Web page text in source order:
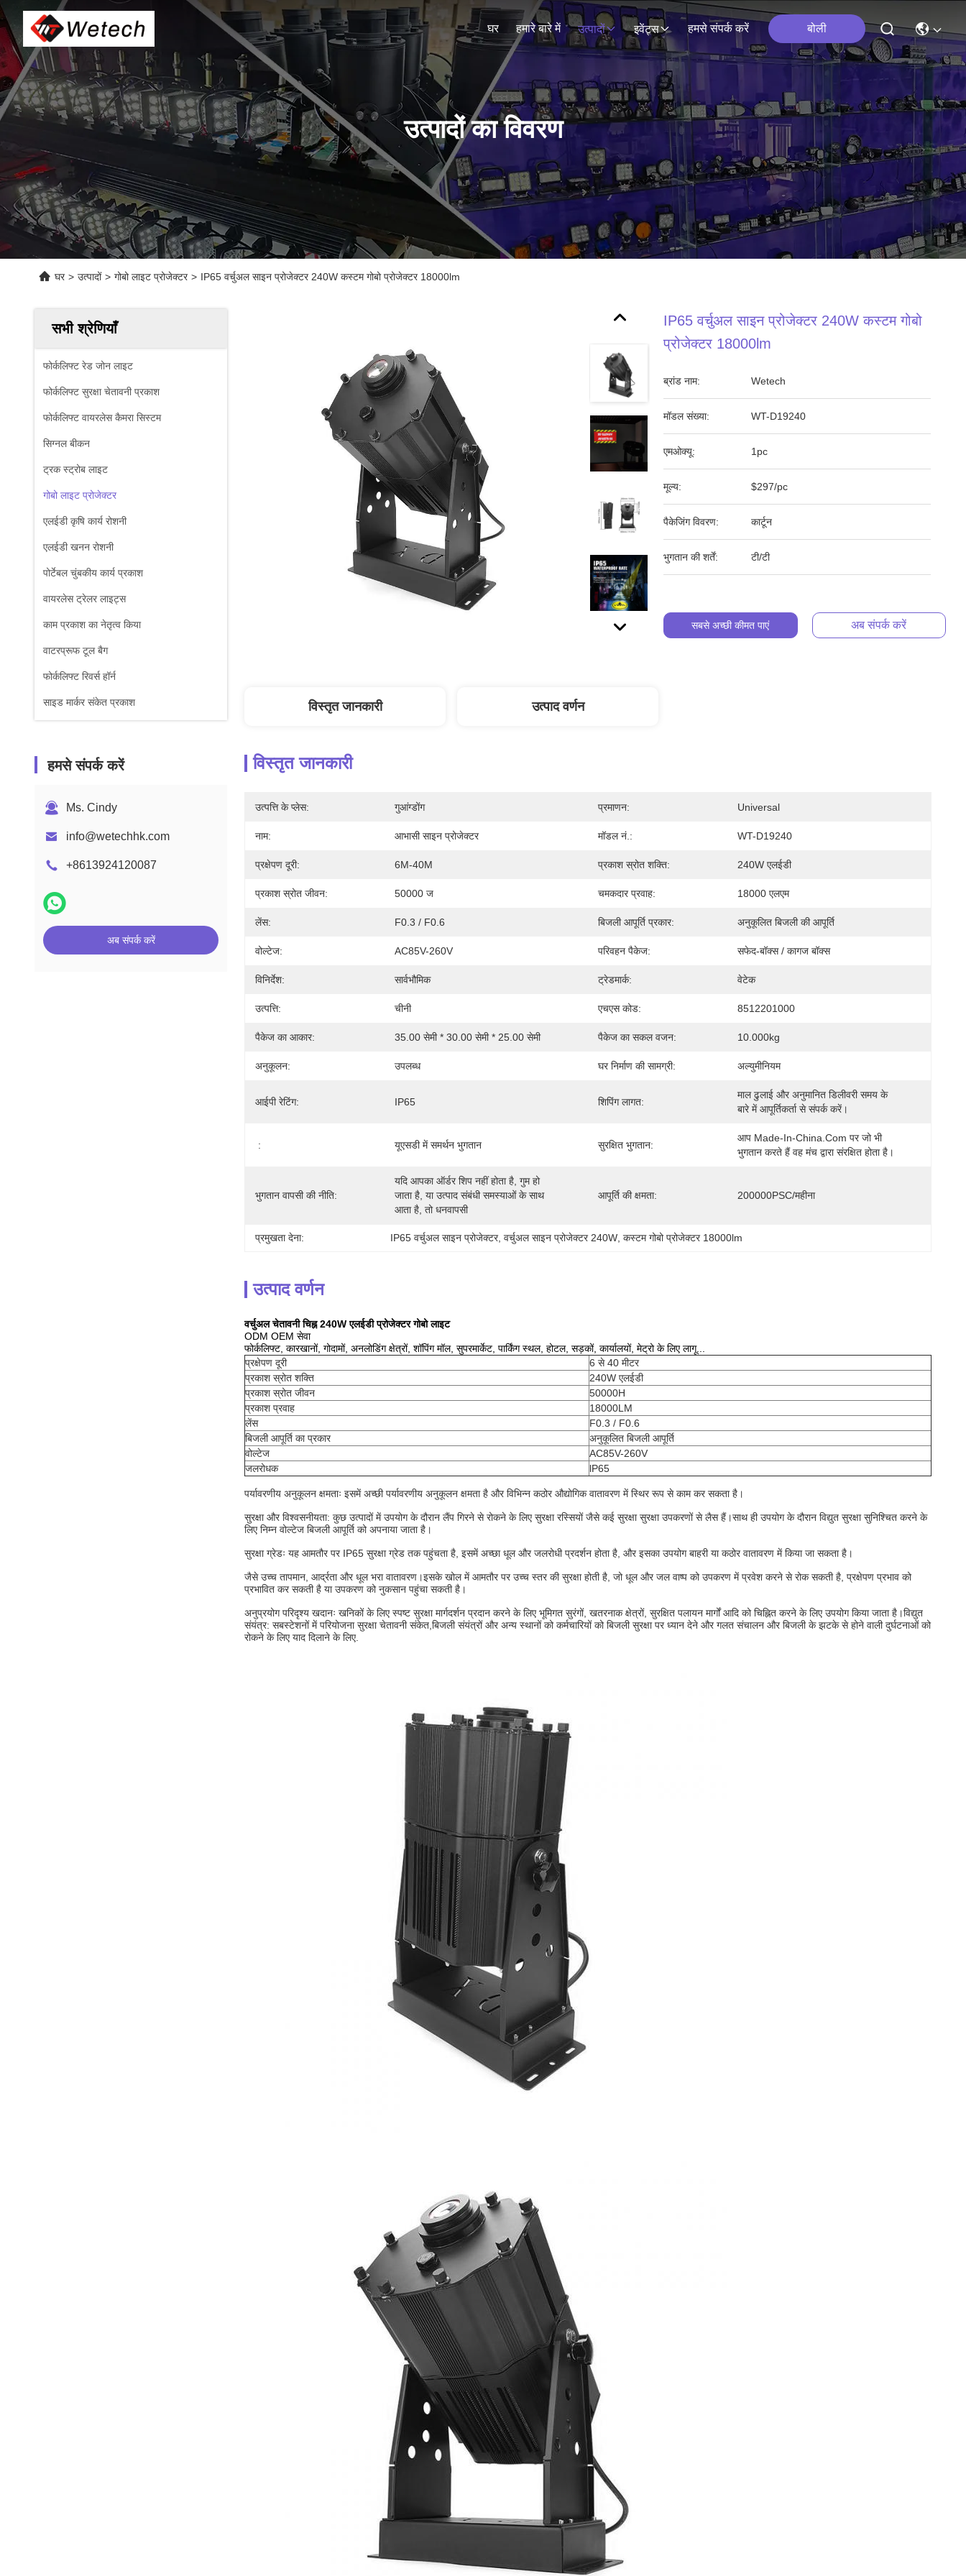
घर हमारे बारे में उत्पादों इवेंट्स हमसे संपर्क करें बोली
उत्पादों का विवरण
घर > उत्पादों > गोबो लाइट प्रोजेक्टर > IP65 वर्चुअल साइन प्रोजेक्टर 240W कस्टम गोबो प्रोजेक्टर 18000lm
सभी श्रेणियाँ
फोर्कलिफ्ट रेड जोन लाइट
फोर्कलिफ्ट सुरक्षा चेतावनी प्रकाश
फोर्कलिफ्ट वायरलेस कैमरा सिस्टम
सिग्नल बीकन
ट्रक स्ट्रोब लाइट
गोबो लाइट प्रोजेक्टर
एलईडी कृषि कार्य रोशनी
एलईडी खनन रोशनी
पोर्टेबल चुंबकीय कार्य प्रकाश
वायरलेस ट्रेलर लाइट्स
काम प्रकाश का नेतृत्व किया
वाटरप्रूफ टूल बैग
फोर्कलिफ्ट रिवर्स हॉर्न
साइड मार्कर संकेत प्रकाश
हमसे संपर्क करें
Ms. Cindy
info@wetechhk.com
+8613924120087
अब संपर्क करें
IP65 वर्चुअल साइन प्रोजेक्टर 240W कस्टम गोबो
प्रोजेक्टर 18000lm
ब्रांड नाम: Wetech
मॉडल संख्या: WT-D19240
एमओक्यू: 1pc
मूल्य: $297/pc
पैकेजिंग विवरण: कार्टून
भुगतान की शर्तें: टी/टी
सबसे अच्छी कीमत पाएं अब संपर्क करें
विस्तृत जानकारी उत्पाद वर्णन
विस्तृत जानकारी
उत्पत्ति के प्लेस: गुआंग्डोंग प्रमाणन: Universal
नाम: आभासी साइन प्रोजेक्टर मॉडल नं.: WT-D19240
प्रक्षेपण दूरी: 6M-40M प्रकाश स्रोत शक्ति: 240W एलईडी
प्रकाश स्रोत जीवन: 50000 ज चमकदार प्रवाह: 18000 एलएम
लेंस: F0.3 / F0.6 बिजली आपूर्ति प्रकार: अनुकूलित बिजली की आपूर्ति
वोल्टेज: AC85V-260V परिवहन पैकेज: सफेद-बॉक्स / कागज बॉक्स
विनिर्देश: सार्वभौमिक ट्रेडमार्क: वेटेक
उत्पत्ति: चीनी एचएस कोड: 8512201000
पैकेज का आकार: 35.00 सेमी * 30.00 सेमी * 25.00 सेमी पैकेज का सकल वजन: 10.000kg
अनुकूलन: उपलब्ध घर निर्माण की सामग्री: अल्युमीनियम
आईपी रेटिंग: IP65 शिपिंग लागत:
माल ढुलाई और अनुमानित डिलीवरी समय के
बारे में आपूर्तिकर्ता से संपर्क करें।
: यूएसडी में समर्थन भुगतान सुरक्षित भुगतान:
आप Made-In-China.com पर जो भी
भुगतान करते हैं वह मंच द्वारा संरक्षित होता है।
भुगतान वापसी की नीति:
यदि आपका ऑर्डर शिप नहीं होता है, गुम हो
जाता है, या उत्पाद संबंधी समस्याओं के साथ
आता है, तो धनवापसी
आपूर्ति की क्षमता: 200000PSC/महीना
प्रमुखता देना: IP65 वर्चुअल साइन प्रोजेक्टर, वर्चुअल साइन प्रोजेक्टर 240W , कस्टम गोबो प्रोजेक्टर 18000lm
उत्पाद वर्णन
वर्चुअल चेतावनी चिह्न 240W एलईडी प्रोजेक्टर गोबो लाइट
ODM OEM सेवा
फोर्कलिफ्ट, कारखानों, गोदामों, अनलोडिंग क्षेत्रों, शॉपिंग मॉल, सुपरमार्केट, पार्किंग स्थल, होटल, सड़कों, कार्यालयों, मेट्रो के लिए लागू...
प्रक्षेपण दूरी
6 से 40 मीटर
प्रकाश स्रोत शक्ति
240W एलईडी
प्रकाश स्रोत जीवन
50000H
प्रकाश प्रवाह
18000LM
लेंस
F0.3 / F0.6
बिजली आपूर्ति का प्रकार
अनुकूलित बिजली आपूर्ति
वोल्टेज
AC85V-260V
जलरोधक
lP65
पर्यावरणीय अनुकूलन क्षमताः इसमें अच्छी पर्यावरणीय अनुकूलन क्षमता है और विभिन्न कठोर औद्योगिक वातावरण में स्थिर रूप से काम कर सकता है।
सुरक्षा और विश्वसनीयता: कुछ उत्पादों में उपयोग के दौरान लैंप गिरने से रोकने के लिए सुरक्षा रस्सियों जैसे कई सुरक्षा सुरक्षा उपकरणों से लैस हैं।साथ ही उपयोग के दौरान विद्युत सुरक्षा सुनिश्चित करने के
लिए निम्न वोल्टेज बिजली आपूर्ति को अपनाया जाता है।
सुरक्षा ग्रेडः यह आमतौर पर IP65 सुरक्षा ग्रेड तक पहुंचता है, इसमें अच्छा धूल और जलरोधी प्रदर्शन होता है, और इसका उपयोग बाहरी या कठोर वातावरण में किया जा सकता है।
जैसे उच्च तापमान, आर्द्रता और धूल भरा वातावरण।इसके खोल में आमतौर पर उच्च स्तर की सुरक्षा होती है, जो धूल और जल वाष्प को उपकरण में प्रवेश करने से रोक सकती है, प्रक्षेपण प्रभाव को
प्रभावित कर सकती है या उपकरण को नुकसान पहुंचा सकती है।
अनुप्रयोग परिदृश्य खदानः खनिकों के लिए स्पष्ट सुरक्षा मार्गदर्शन प्रदान करने के लिए भूमिगत सुरंगों, खतरनाक क्षेत्रों, सुरक्षित पलायन मार्गों आदि को चिह्नित करने के लिए उपयोग किया जाता है।विद्युत
संयंत्र: सबस्टेशनों में परियोजना सुरक्षा चेतावनी संकेत,बिजली संयंत्रों और अन्य स्थानों को कर्मचारियों को बिजली सुरक्षा पर ध्यान देने और गलत संचालन और बिजली के झटके से होने वाली दुर्घटनाओं को
रोकने के लिए याद दिलाने के लिए.